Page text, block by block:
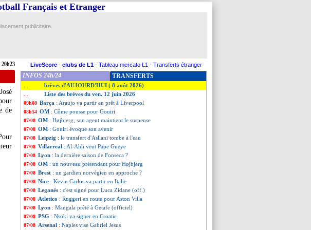
Français et Etranger
publicitaire
LiveScore - clubs de L1 - Tableau mercato L1 - Transferts étranger
de
INFOS 24h/24 TRANSFERTS
brèves d'AUJOURD'HUI ( 8 août 2026)
Liste des brèves du ven. 12 juin 2026
09h08 Barça : Araujo va partir en prêt à Liverpool
08h54 OM : Côme pousse pour Gouiri
07/08 OM : Højbjerg, son agent maintient le suspense
07/08 OM : Gouiri évoque son avenir
07/08 Leipzig : le transfert d'Asllani tombe à l'eau
07/08 Villarreal : Al-Ahli veut Pape Gueye
07/08 Lyon : la dernière saison de Fonseca ?
07/08 OM : un nouveau prétendant pour Højbjerg
07/08 Brest : un gardien norvégien en approche ?
07/08 Nice : Kevin Carlos va partir en Italie
07/08 Leganés : c'est signé pour Luca Zidane (off.)
07/08 Atletico : Ruggeri en route pour Aston Villa
07/08 Lyon : Mangala prêté à Getafe (officiel)
07/08 PSG : Nsoki va signer en Croatie
07/08 Arsenal : Naples vise Gabriel Jesus